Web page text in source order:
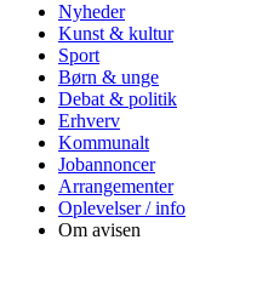
Nyheder
Kunst & kultur
Sport
Børn & unge
Debat & politik
Erhverv
Kommunalt
Jobannoncer
Arrangementer
Oplevelser / info
Om avisen